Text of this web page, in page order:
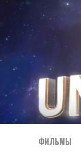
ФИЛЬМЫ